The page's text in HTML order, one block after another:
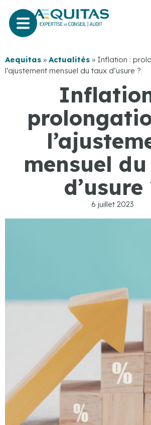
Aequitas » Actualités » Inflation :
l’ajustement mensuel du taux d’usure ?
mensuel
d’usure
6 juillet 2023